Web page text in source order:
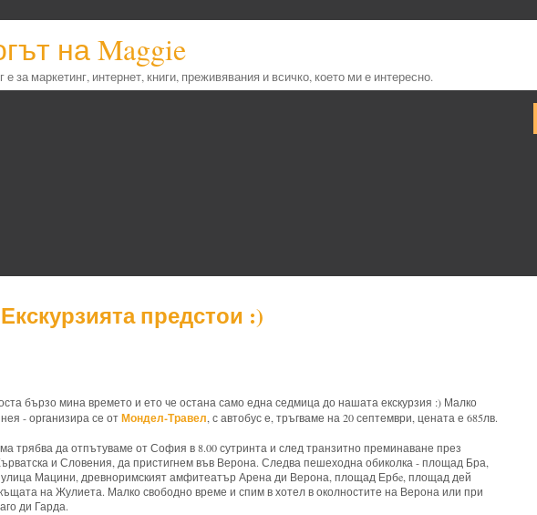
на Maggie
е за маркетинг, интернет, книги, преживявания и всичко, което ми е интересно.
Екскурзията предстои :)
бързо мина времето и ето че остана само една седмица до нашата екскурзия :) Малко
- организира се отМондел-Травел, с автобус е, тръгваме на 20 септември, цената е 685лв.
трябва да отпътуваме от София в 8.00 сутринта и след транзитно преминаване през
и Словения, да пристигнем във Верона. Следва пешеходна обиколка - площад Бра,
улица Мацини, древноримският амфитеатър Арена ди Верона, площад Ербe, площад дей
на Жулиета. Малко свободно време и спим в хотел в околностите на Верона или при
ди Гарда.